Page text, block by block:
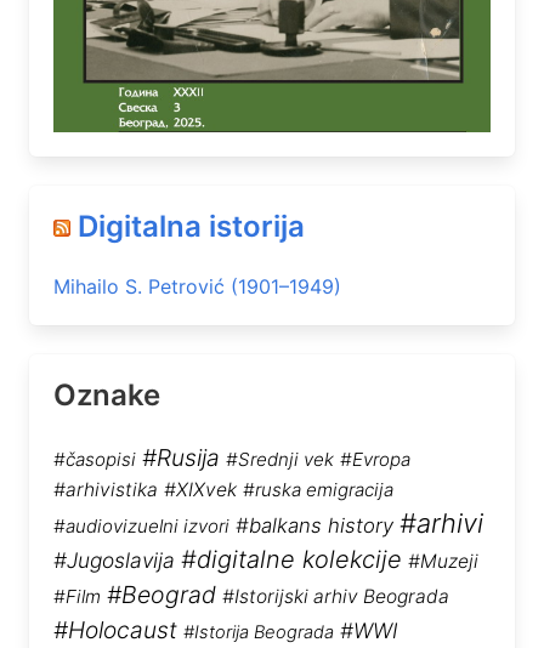
Digitalna istorija
Mihailo S. Petrović (1901–1949)
Oznake
#časopisi #Rusija #Srednji vek #Evropa
#arhivistika #XIXvek #ruska emigracija
#audiovizuelni izvori #balkans history #arhivi
#Jugoslavija #digitalne kolekcije #Muzeji
#Film #Beograd #Istorijski arhiv Beograda
#Holocaust #Istorija Beograda #WWI